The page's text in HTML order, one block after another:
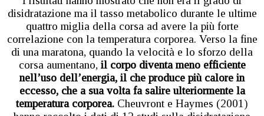
disidratazione ma il tasso metabolico durante le ultime
quattro miglia della corsa ad avere la più forte
correlazione con la temperatura corporea. Verso la fine
di una maratona, quando la velocità e lo sforzo della
corsa aumentano,il corpo diventa meno efficiente
nell’uso dell’energia, il che produce più calore in
eccesso, che a sua volta fa salire ulteriormente la
temperatura corporea. Cheuvront e Haymes (2001)